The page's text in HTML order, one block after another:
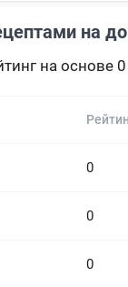
на
на основе
0
0
0